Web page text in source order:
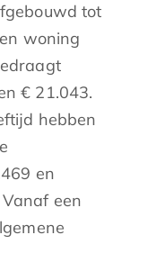
tot
woning
€ 21.043.
hebben
en
een